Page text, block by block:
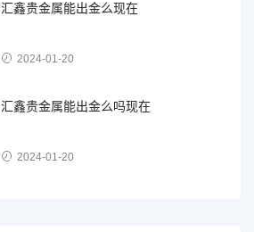
汇鑫贵金属能出金么现在
2024-01-20
汇鑫贵金属能出金么吗现在
2024-01-20